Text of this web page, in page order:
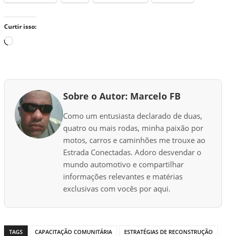
Curtir isso:
C
r
g
a
n
Sobre o Autor: Marcelo FB
Como um entusiasta declarado de duas,
quatro ou mais rodas, minha paixão por
motos, carros e caminhões me trouxe ao
Estrada Conectadas. Adoro desvendar o
mundo automotivo e compartilhar
informações relevantes e matérias
exclusivas com vocês por aqui.
TAGS CAPACITAÇÃO COMUNITÁRIA
ESTRATÉGIAS DE RECONSTRUÇÃO